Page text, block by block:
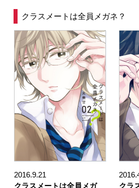
クラスメートは全員メガネ？
2016.9.21
クラスメートは全員メガ
クラ